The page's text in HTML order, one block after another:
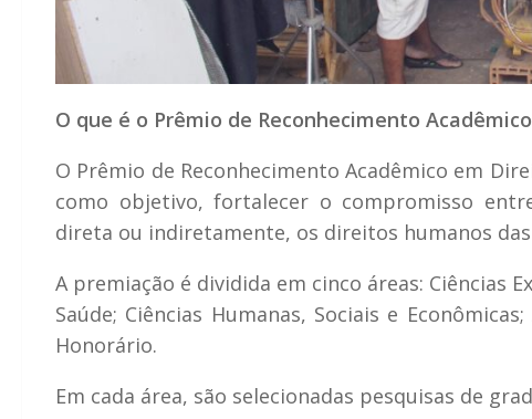
O que é o Prêmio de Reconhecimento
O Prêmio de Reconhecimento Acadêmico em
como objetivo, fortalecer o compromisso
direta ou indiretamente, os direitos humanos
A premiação é dividida em cinco áreas: Ciências
Saúde; Ciências Humanas, Sociais e
Honorário.
Em cada área, são selecionadas pesquisas de